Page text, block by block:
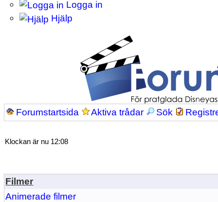
Logga in
Hjälp
Forumstartsida Aktiva trådar Sök
Klockan är nu 12:08
Filmer
Animerade filmer